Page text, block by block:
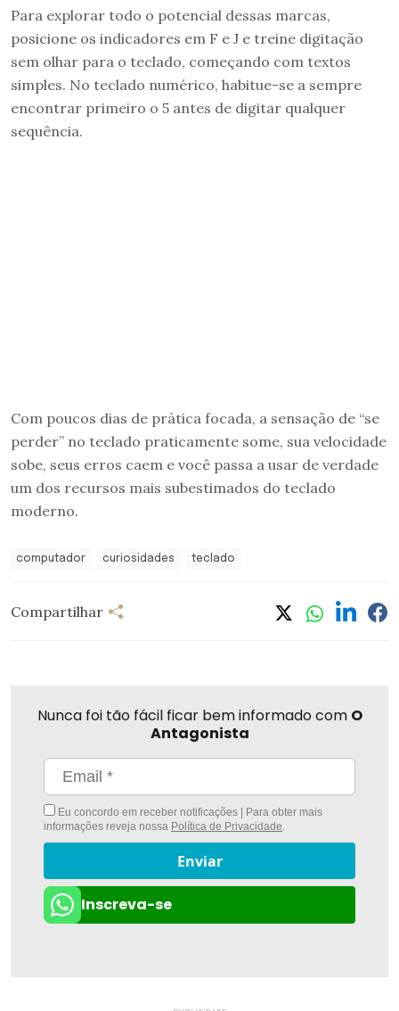
Para explorar todo o potencial dessas marcas,
posicione os indicadores em F e J e treine digitação
sem olhar para o teclado, começando com textos
simples. No teclado numérico, habitue-se a sempre
encontrar primeiro o 5 antes de digitar qualquer
sequência.
Com poucos dias de prática focada, a sensação de “se
perder” no teclado praticamente some, sua velocidade
sobe, seus erros caem e você passa a usar de verdade
um dos recursos mais subestimados do teclado
moderno.
computador curiosidades teclado
Compartilhar
Nunca foi tão fácil ficar bem informado com O
Antagonista
Eu concordo em receber notificações | Para obter mais
informações reveja nossa Política de Privacidade.
Enviar
Inscreva-se